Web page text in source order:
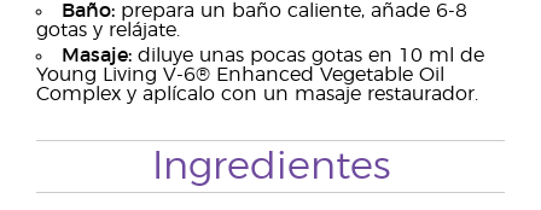
Baño: prepara un baño caliente, añade 6-8
gotas y relájate.
Masaje: diluye unas pocas gotas en 10 ml de
Young Living V-6® Enhanced Vegetable Oil
Complex y aplícalo con un masaje restaurador.
Ingredientes